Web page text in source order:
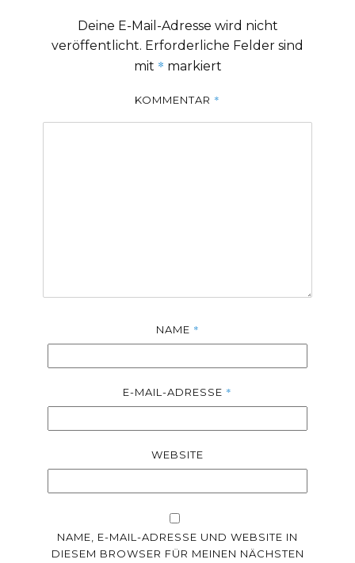
Deine E-Mail-Adresse wird nicht
veröffentlicht. Erforderliche Felder sind
mit * markiert
KOMMENTAR *
NAME *
E-MAIL-ADRESSE *
WEBSITE
NAME, E-MAIL-ADRESSE UND WEBSITE IN
DIESEM BROWSER FÜR MEINEN NÄCHSTEN